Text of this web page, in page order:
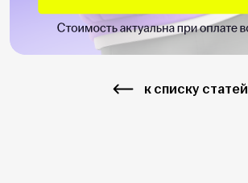
к списку статей